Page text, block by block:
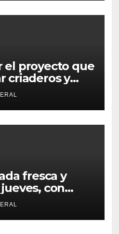
el proyecto que
criaderos y
y gatos:
mientras
reclaman
duros
fresca y
con
para